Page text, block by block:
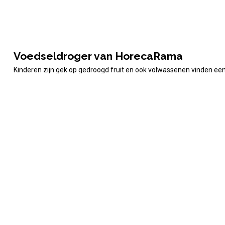
Voedseldroger van HorecaRama
Kinderen zijn gek op gedroogd fruit en ook volwassenen vinden